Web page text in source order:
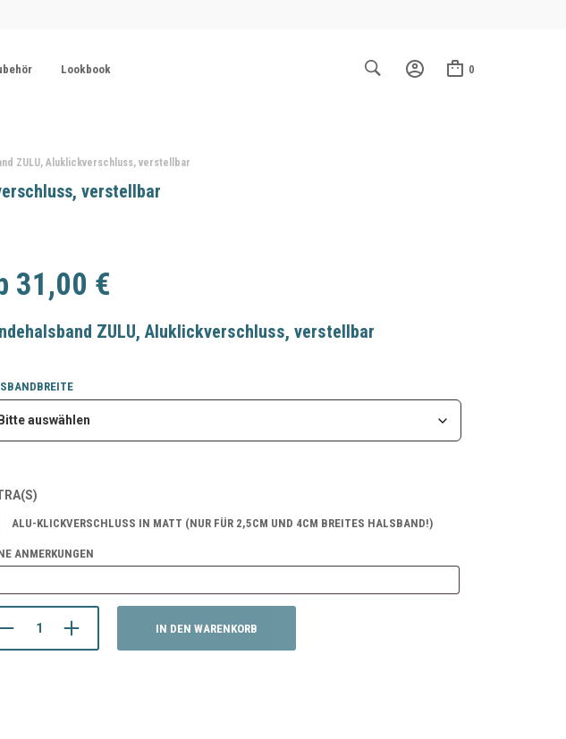
Lookbook 0
ZULU, Aluklickverschluss, verstellbar
verstellbar
31,00 €
ZULU, Aluklickverschluss, verstellbar
ALU-KLICKVERSCHLUSS IN MATT (NUR FÜR 2,5CM UND 4CM BREITES HALSBAND!)
ANMERKUNGEN
IN DEN WARENKORB